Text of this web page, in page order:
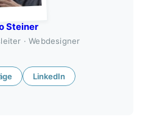
Steiner
· Webdesigner
LinkedIn